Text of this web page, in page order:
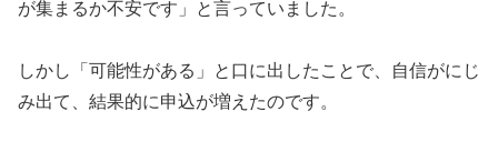
が集まるか不安です」と言っていました。
​しかし「可能性がある」と口に出したことで、自信がにじ
み出て、結果的に申込が増えたのです。